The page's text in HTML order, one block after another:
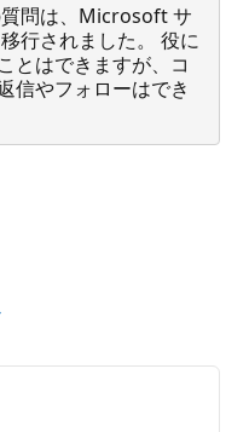
問は、Microsoft サ
行されました。 役に
とはできますが、コ
信やフォローはでき